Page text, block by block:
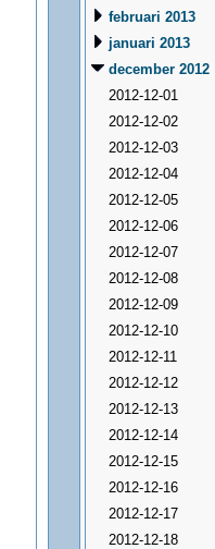
februari 2013
januari 2013
december 2012
2012-12-01
2012-12-02
2012-12-03
2012-12-04
2012-12-05
2012-12-06
2012-12-07
2012-12-08
2012-12-09
2012-12-10
2012-12-11
2012-12-12
2012-12-13
2012-12-14
2012-12-15
2012-12-16
2012-12-17
2012-12-18